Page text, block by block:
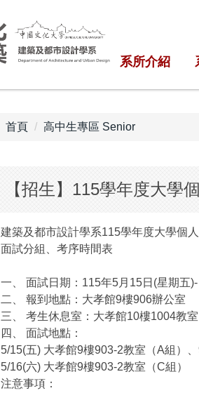
系所介紹
首頁 高中生專區 Senior
【招生】115學年度大學
建築及都市設計學系115學年度大學個
面試分組、考序時間表
一、 面試日期：115年5月15日(星期五
二、 報到地點：大孝館9樓906辦公室
三、 考生休息室：大孝館10樓1004教室
四、 面試地點：
5/15(五) 大孝館9樓903-2教室（A組）、
5/16(六) 大孝館9樓903-2教室（C組）
注意事項：